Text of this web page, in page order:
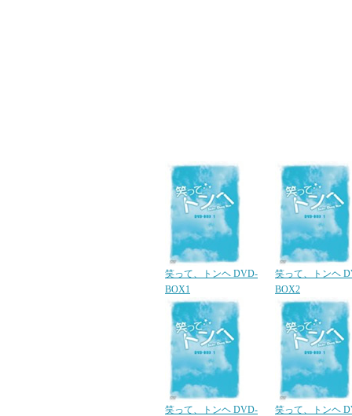
笑って、トンヘ DVD-
BOX1
笑って、トンヘ
BOX2
笑って、トンヘ DVD-
笑って、トンヘ